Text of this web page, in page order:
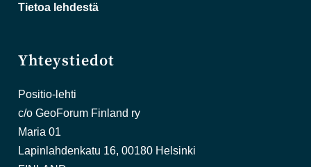
Tietoa lehdestä
Yhteystiedot
Positio-lehti
c/o GeoForum Finland ry
Maria 01
Lapinlahdenkatu 16, 00180 Helsinki